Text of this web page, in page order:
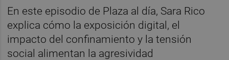
En este episodio de Plaza al día, Sara Rico
explica cómo la exposición digital, el
impacto del confinamiento y la tensión
social alimentan la agresividad